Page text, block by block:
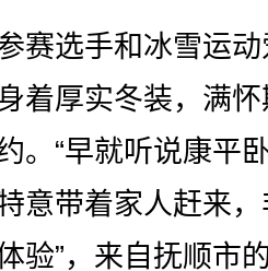
选手和冰雪运动
着厚实冬装，满
。“早就听说康平
意带着家人赶来
验”，来自抚顺市